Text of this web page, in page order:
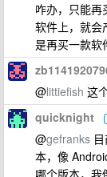
咋办，只能再
软件上，就会
是再买一款软
@littiefish 这
quicknight
@gefranks
本，像
哪个版本，我